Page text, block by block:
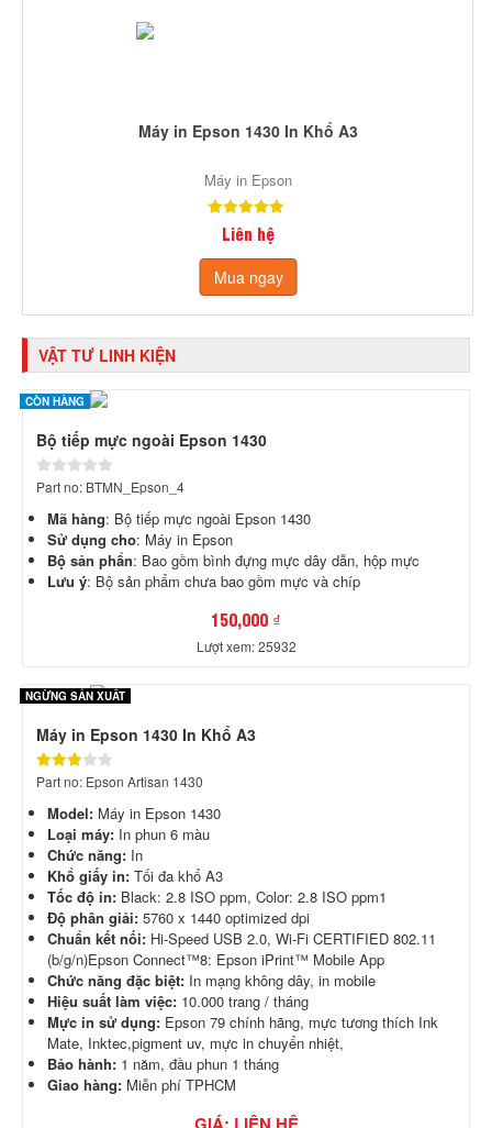
Máy in Epson 1430 In Khổ A3
Máy in Epson
Liên hệ
Mua ngay
VẬT TƯ LINH KIỆN
CÒN HÀNG
Bộ tiếp mực ngoài Epson 1430
Part no: BTMN_Epson_4
Mã hàng: Bộ tiếp mực ngoài Epson 1430
Sử dụng cho: Máy in Epson
Bộ sản phẩn: Bao gồm bình đựng mực dây dẫn, hộp mực
Lưu ý: Bộ sản phẩm chưa bao gồm mực và chíp
150,000 ₫
Lượt xem: 25932
NGỪNG SẢN XUẤT
Máy in Epson 1430 In Khổ A3
Part no: Epson Artisan 1430
Model: Máy in Epson 1430
Loại máy: In phun 6 màu
Chức năng: In
Khổ giấy in: Tối đa khổ A3
Tốc độ in: Black: 2.8 ISO ppm, Color: 2.8 ISO ppm1
Độ phân giải: 5760 x 1440 optimized dpi
Chuẩn kết nối: Hi-Speed USB 2.0, Wi-Fi CERTIFIED 802.11
(b/g/n)Epson Connect™8: Epson iPrint™ Mobile App
Chức năng đặc biệt: In mạng không dây, in mobile
Hiệu suất làm việc: 10.000 trang / tháng
Mực in sử dụng: Epson 79 chính hãng, mực tương thích Ink
Mate, Inktec,pigment uv, mực in chuyển nhiệt,
Bảo hành: 1 năm, đầu phun 1 tháng
Giao hàng: Miễn phí TPHCM